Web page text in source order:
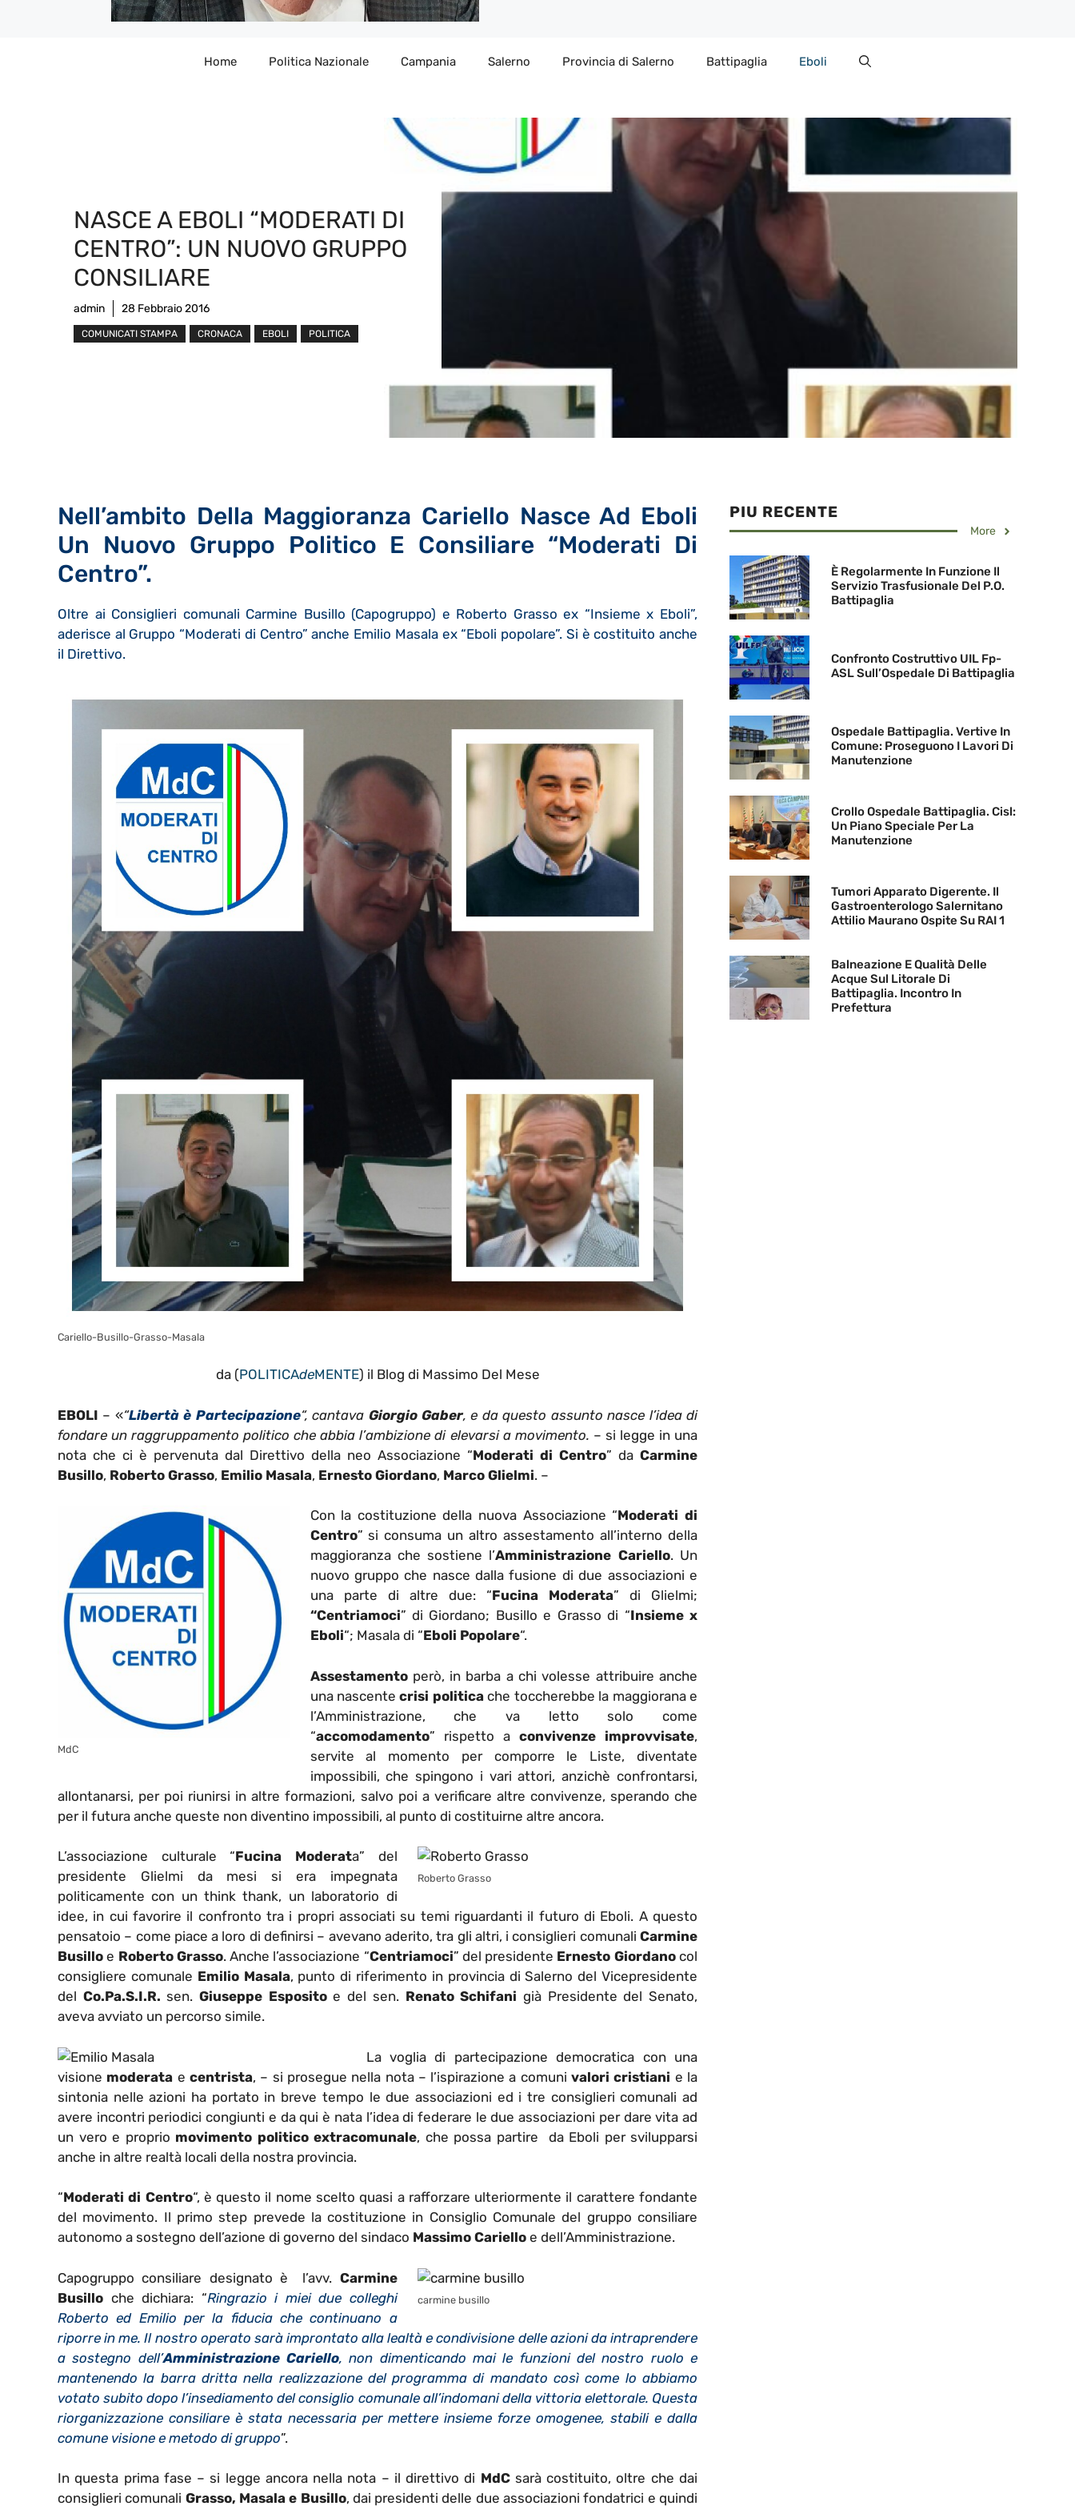
Home Politica Nazionale Campania Salerno Provincia di Salerno Battipaglia Eboli
NASCE A EBOLI “MODERATI DI
CENTRO”: UN NUOVO GRUPPO
CONSILIARE
admin 28 Febbraio 2016
COMUNICATI STAMPA CRONACA EBOLI POLITICA
Nell’ambito Della Maggioranza Cariello Nasce Ad Eboli
Un Nuovo Gruppo Politico E Consiliare “Moderati Di
Centro”.
Oltre ai Consiglieri comunali Carmine Busillo (Capogruppo) e Roberto Grasso ex “Insieme x Eboli”,
aderisce al Gruppo “Moderati di Centro” anche Emilio Masala ex “Eboli popolare”. Si è costituito anche
il Direttivo.
Cariello-Busillo-Grasso-Masala
da (POLITICAdeMENTE) il Blog di Massimo Del Mese
EBOLI – «“Libertà è Partecipazione“, cantava Giorgio Gaber, e da questo assunto nasce l’idea di
fondare un raggruppamento politico che abbia l’ambizione di elevarsi a movimento. – si legge in una
nota che ci è pervenuta dal Direttivo della neo Associazione “Moderati di Centro” da Carmine
Busillo, Roberto Grasso, Emilio Masala, Ernesto Giordano, Marco Glielmi. –
MdC
Con la costituzione della nuova Associazione “Moderati di
Centro” si consuma un altro assestamento all’interno della
maggioranza che sostiene l’Amministrazione Cariello. Un
nuovo gruppo che nasce dalla fusione di due associazioni e
una parte di altre due: “Fucina Moderata” di Glielmi;
“Centriamoci” di Giordano; Busillo e Grasso di “Insieme x
Eboli“; Masala di “Eboli Popolare“.
Assestamentoperò, in barba a chi volesse attribuire anche
una nascentecrisi politicache toccherebbe la maggiorana e
l’Amministrazione, che va letto solo come
“accomodamento” rispetto a convivenze improvvisate,
servite al momento per comporre le Liste, diventate
impossibili, che spingono i vari attori, anzichè confrontarsi,
allontanarsi, per poi riunirsi in altre formazioni, salvo poi a verificare altre convivenze, sperando che
per il futura anche queste non diventino impossibili, al punto di costituirne altre ancora.
Roberto Grasso
L’associazione culturale “Fucina Moderata” del
presidente Glielmi da mesi si era impegnata
politicamente con un think thank, un laboratorio di
idee, in cui favorire il confronto tra i propri associati su temi riguardanti il futuro di Eboli. A questo
pensatoio – come piace a loro di definirsi – avevano aderito, tra gli altri, i consiglieri comunali Carmine
Busillo e Roberto Grasso. Anche l’associazione “Centriamoci” del presidente Ernesto Giordanocol
consigliere comunale Emilio Masala, punto di riferimento in provincia di Salerno del Vicepresidente
del Co.Pa.S.I.R. sen.Giuseppe Espositoe del sen. Renato Schifani già Presidente del Senato,
aveva avviato un percorso simile.
La voglia di partecipazione democratica con una
visione moderata e centrista, – si prosegue nella nota – l’ispirazione a comunivalori cristiani e la
sintonia nelle azioni ha portato in breve tempo le due associazioni ed i tre consiglieri comunali ad
avere incontri periodici congiunti e da qui è nata l’idea di federare le due associazioni per dare vita ad
un vero e proprio movimento politico extracomunale, che possa partire da Eboli per svilupparsi
anche in altre realtà locali della nostra provincia.
“Moderati di Centro“, è questo il nome scelto quasi a rafforzare ulteriormente il carattere fondante
del movimento. Il primo step prevede la costituzione in Consiglio Comunale del gruppo consiliare
autonomo a sostegno dell’azione di governo del sindaco Massimo Cariello e dell’Amministrazione.
carmine busillo
Capogruppo consiliare designato è l’avv. Carmine
Busillo che dichiara: “Ringrazio i miei due colleghi
Roberto ed Emilio per la fiducia che continuano a
riporre in me. Il nostro operato sarà improntato alla lealtà e condivisione delle azioni da intraprendere
a sostegno dell’Amministrazione Cariello, non dimenticando mai le funzioni del nostro ruolo e
mantenendo la barra dritta nella realizzazione del programma di mandato così come lo abbiamo
votato subito dopo l’insediamento del consiglio comunale all’indomani della vittoria elettorale. Questa
riorganizzazione consiliare è stata necessaria per mettere insieme forze omogenee, stabili e dalla
comune visione e metodo di gruppo”.
In questa prima fase – si legge ancora nella nota – il direttivo di MdCsarà costituito, oltre che dai
consiglieri comunali Grasso, Masala e Busillo, dai presidenti delle due associazioni fondatrici e quindi
PIU RECENTE
More
È Regolarmente In Funzione Il
Servizio Trasfusionale Del P.O.
Battipaglia
Confronto Costruttivo UIL Fp-
ASL Sull’Ospedale Di Battipaglia
Ospedale Battipaglia. Vertive In
Comune: Proseguono I Lavori Di
Manutenzione
Crollo Ospedale Battipaglia. Cisl:
Un Piano Speciale Per La
Manutenzione
Tumori Apparato Digerente. Il
Gastroenterologo Salernitano
Attilio Maurano Ospite Su RAI 1
Balneazione E Qualità Delle
Acque Sul Litorale Di
Battipaglia. Incontro In
Prefettura